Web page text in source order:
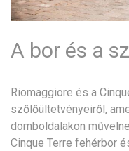
A bor és a
Riomaggiore és a
szőlőültetvényeiről,
domboldalakon
Cinque Terre fehérbor